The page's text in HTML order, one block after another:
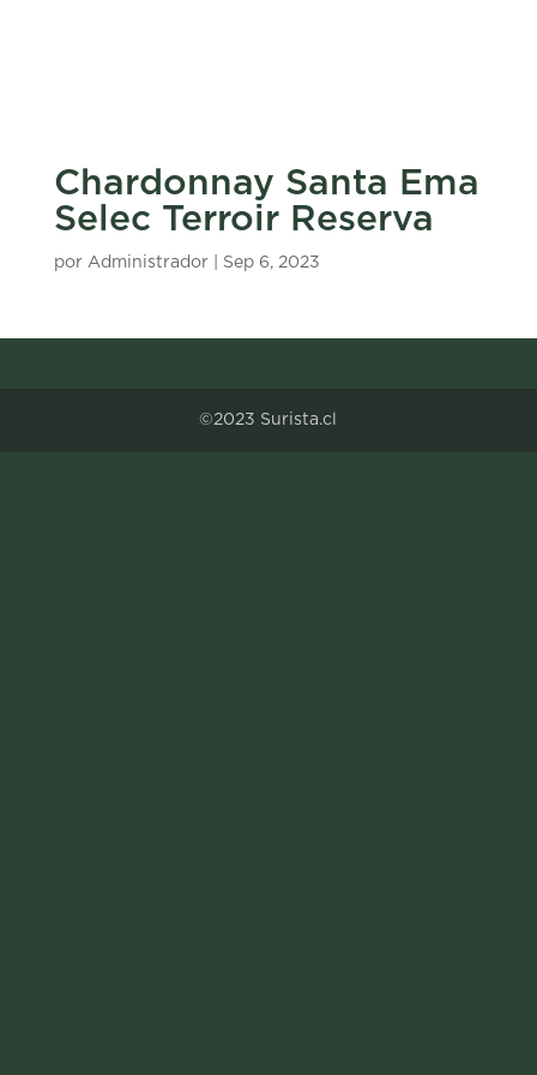
Chardonnay Santa Ema
Selec Terroir Reserva
por Administrador| Sep 6, 2023
©2023 Surista.cl